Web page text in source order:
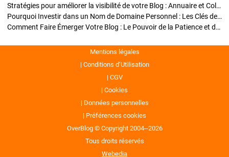
Stratégies pour améliorer la visibilité de votre Blog : Annuaire et Collaborations
Pourquoi Investir dans un Nom de Domaine Personnel : Les Clés de la Réussite de Votre Blog
Comment Faire Émerger Votre Blog : Le Pouvoir de la Patience et de la Persévérance
Mentions légales
Conditions d’Utilisation
CGV
Cookies
Données personnelles
Préférences cookies
OverBlog © Copyright 2004--2026
Tous droits réservés
Webedia